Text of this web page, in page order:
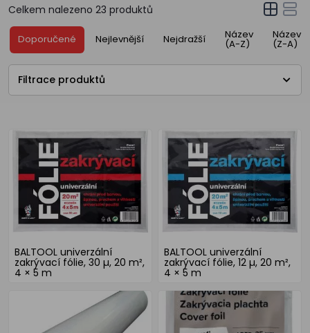
Celkem nalezeno 23 produktů
Doporučené Nejlevnější Nejdražší Název
(A-Z)
Název
(Z-A)
Filtrace produktů
BALTOOL univerzální
zakrývací fólie, 30 µ, 20 m²,
4 × 5 m
BALTOOL univerzální
zakrývací fólie, 12 µ, 20 m²,
4 × 5 m